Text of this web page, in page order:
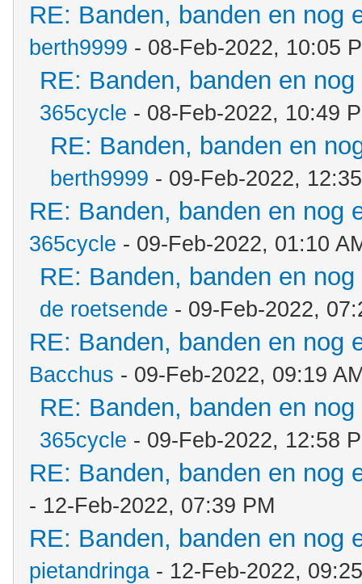
RE: Banden, banden en nog
berth9999 - 08-Feb-2022, 10:05
RE: Banden, banden en
365cycle - 08-Feb-2022, 10:49
RE: Banden, banden en
berth9999 - 09-Feb-2022,
RE: Banden, banden en nog
365cycle - 09-Feb-2022, 01:10
RE: Banden, banden en
de roetsende - 09-Feb-2022,
RE: Banden, banden en nog
Bacchus - 09-Feb-2022, 09:19
RE: Banden, banden en
365cycle - 09-Feb-2022, 12:58
RE: Banden, banden en nog
- 12-Feb-2022, 07:39 PM
RE: Banden, banden en nog
pietandringa - 12-Feb-2022,